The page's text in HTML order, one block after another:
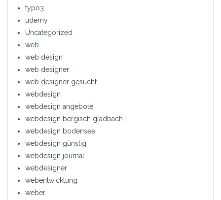
typo3
udemy
Uncategorized
web
web design
web designer
web designer gesucht
webdesign
webdesign angebote
webdesign bergisch gladbach
webdesign bodensee
webdesign günstig
webdesign journal
webdesigner
webentwicklung
weber